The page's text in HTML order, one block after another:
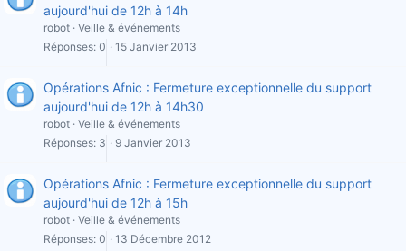
aujourd'hui de 12h à 14h
robot Veille & événements
Réponses 0 15 Janvier 2013
Opérations Afnic : Fermeture exceptionnelle du support
aujourd'hui de 12h à 14h30
robot Veille & événements
Réponses 3 9 Janvier 2013
Opérations Afnic : Fermeture exceptionnelle du support
aujourd'hui de 12h à 15h
robot Veille & événements
Réponses 0 13 Décembre 2012